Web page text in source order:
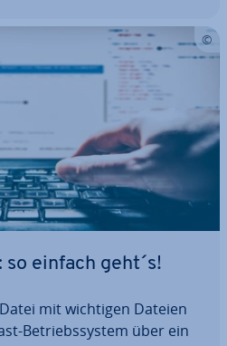
so einfach geht´s!
mit wichtigen Dateien
Be­triebs­sys­tem über ein